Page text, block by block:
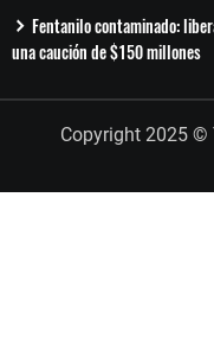
Fentanilo contaminado:
una caución de $150 millones
Copyright 2025 ©